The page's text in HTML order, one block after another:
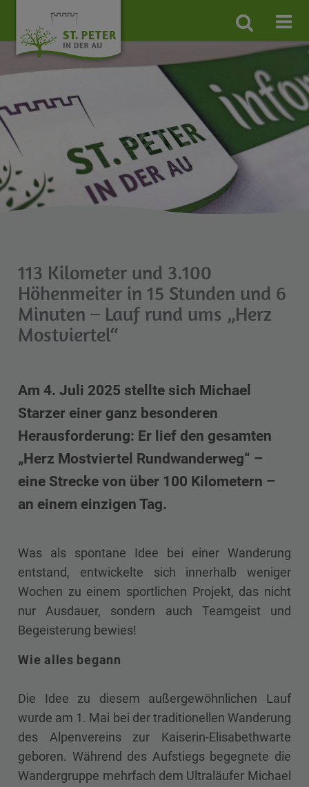
Site
search
toggle
113 Kilometer und 3.100
Höhenmeiter in 15 Stunden und 6
Minuten – Lauf rund ums „Herz
Mostviertel“
Am 4. Juli 2025 stellte sich Michael
Starzer einer ganz besonderen
Herausforderung: Er lief den gesamten
„Herz Mostviertel Rundwanderweg“ –
eine Strecke von über 100 Kilometern –
an einem einzigen Tag.
Was als spontane Idee bei einer Wanderung
entstand, entwickelte sich innerhalb weniger
Wochen zu einem sportlichen Projekt, das nicht
nur Ausdauer, sondern auch Teamgeist und
Begeisterung bewies!
Wie alles begann
Die Idee zu diesem außergewöhnlichen Lauf
wurde am 1. Mai bei der traditionellen Wanderung
des Alpenvereins zur Kaiserin-Elisabethwarte
geboren. Während des Aufstiegs begegnete die
Wandergruppe mehrfach dem Ultraläufer Michael